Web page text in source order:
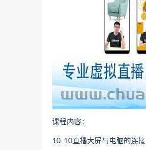
课程内容：
10-10直播大屏与电脑的连接